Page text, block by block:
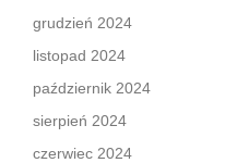
grudzień 2024
listopad 2024
październik 2024
sierpień 2024
czerwiec 2024